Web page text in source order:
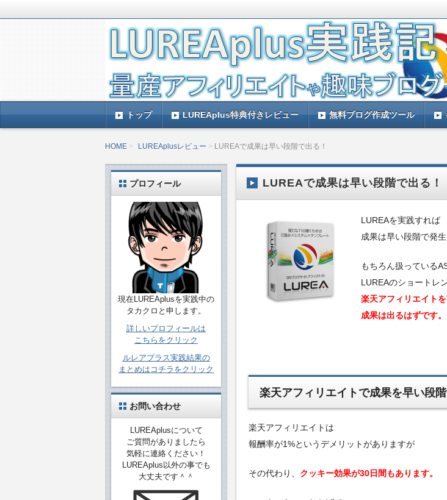
LUREAplus実践記！ルレアプラスのレビ
LUREAplus実践記とレビューです。ルレアプラスを実践して量産アフィリエ
がレビューするのできっと参考になると思います。
トップ LUREAplus特典付きレビュー 無料ブログ作成ツール
HOME LUREAplusレビュー LUREAで成果は早い段階で出る！
LUREAで成果は早い段階で出る！
LUREAを実践すれば
成果は早い段階で発生
もちろん扱っている
LUREAのショートレ
楽天アフィリエイト
成果は出るはずです。
楽天アフィリエイトで成果を早い段階
楽天アフィリエイトは
報酬率が1%というデメリットがありますが
その代わり、 クッキー効果が30日間もあります。
プロフィール
現在LUREAplusを実践中の
タカクロと申します。
詳しいプロフィールは
こちらをクリック
ルレアプラス実践結果の
まとめはコチラをクリック
お問い合わせ
LUREAplusについて
ご質問がありましたら
気軽に連絡ください！
LUREAplus以外の事でも
大丈夫です＾＾